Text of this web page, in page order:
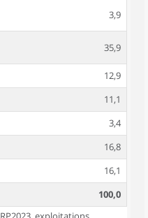
3,9
35,9
12,9
11,1
3,4
16,8
16,1
100,0